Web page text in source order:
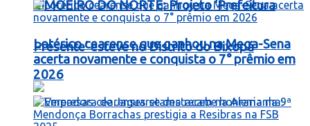
LIMOEIRO DO NORTE: Projeto ‘Prefeitura
Presente’ esteve no Distrito do Bixopá
Lotérico cearense que ganhou na Mega-Sena
acerta novamente e conquista o 7° prêmio em
2026